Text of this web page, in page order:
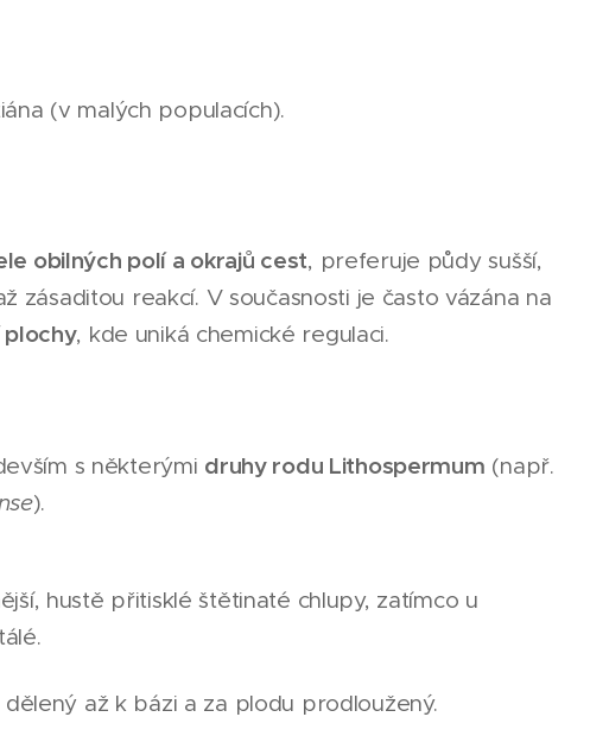
(v malých populacích).
obilných polí a okrajů cest, preferuje půdy sušší,
zásaditou reakcí. V současnosti je často vázána na
plochy, kde uniká chemické regulaci.
s některými druhy rodu Lithospermum (např.
).
hustě přitisklé štětinaté chlupy, zatímco u
až k bázi a za plodu prodloužený.